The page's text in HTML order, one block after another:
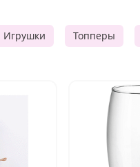
Игрушки Топперы